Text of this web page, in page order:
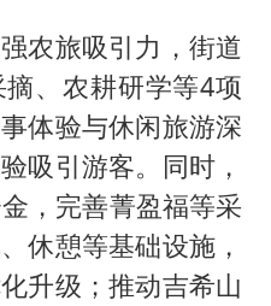
农旅吸引力，街道
、农耕研学等4项
体验与休闲旅游深
吸引游客。同时，
，完善菁盈福等采
休憩等基础设施，
升级；推动吉希山